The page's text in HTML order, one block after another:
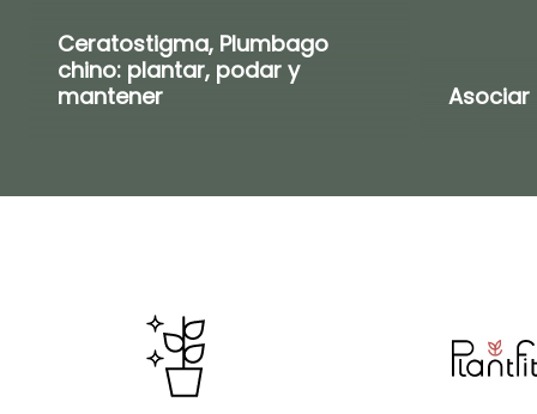
Ceratostigma, Plumbago
chino: plantar, podar y
mantener
Asociar